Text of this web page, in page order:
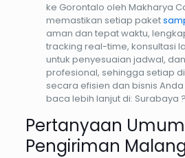
ke Gorontalo oleh Makharya
memastikan setiap paket
aman dan tepat waktu,
tracking real-time, konsultasi
untuk penyesuaian jadwal,
profesional, sehingga setiap
secara efisien dan bisnis
baca lebih lanjut di: Surabaya
Pertanyaan Umum
Pengiriman